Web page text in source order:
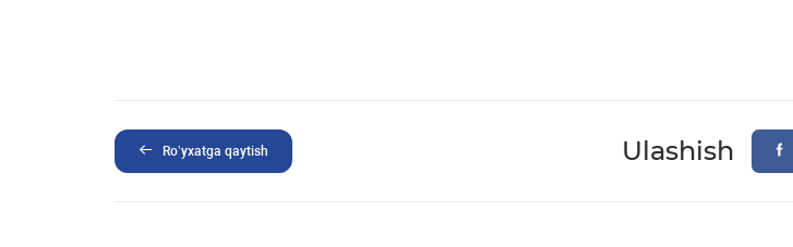
Ro’yxatga qaytish Ulashish